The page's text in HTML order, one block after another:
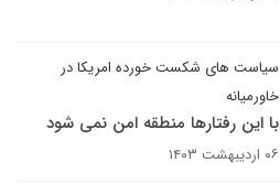
سیاست های شکست خورده امریکا در
خاورمیانه
با این رفتارها منطقه امن نمی شود
۰۶ اردیبهشت ۱۴۰۳